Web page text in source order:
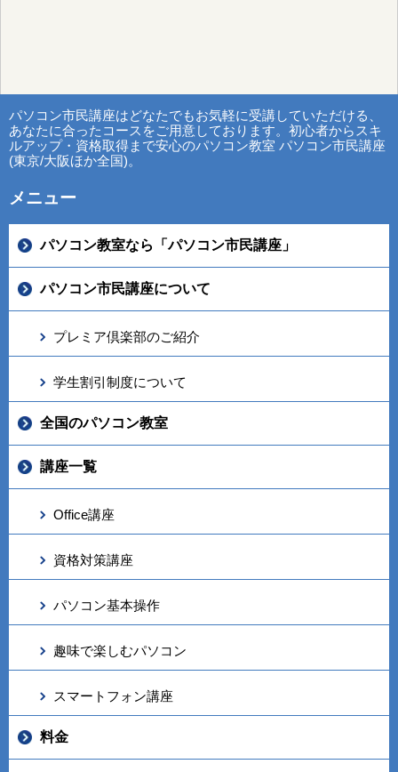
パソコン市民講座はどなたでもお気軽に受講していただける、
あなたに合ったコースをご用意しております。初心者からスキ
ルアップ・資格取得まで安心のパソコン教室 パソコン市民講座
(東京/大阪ほか全国)。
メニュー
パソコン教室なら「パソコン市民講座」
パソコン市民講座について
プレミア倶楽部のご紹介
学生割引制度について
全国のパソコン教室
講座一覧
Office講座
資格対策講座
パソコン基本操作
趣味で楽しむパソコン
スマートフォン講座
料金